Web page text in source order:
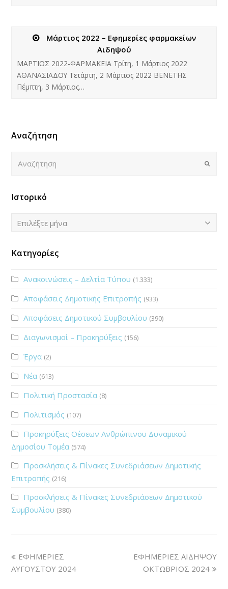
Μάρτιος 2022 – Εφημερίες φαρμακείων
Αιδηψού
ΜΑΡΤΙΟΣ 2022-ΦΑΡΜΑΚΕΙΑ Τρίτη, 1 Μάρτιος 2022
ΑΘΑΝΑΣΙΑΔΟΥ Τετάρτη, 2 Μάρτιος 2022 ΒΕΝΕΤΗΣ
Πέμπτη, 3 Μάρτιος…
Αναζήτηση
Submit
Ιστορικό
Ιστορικό
Επιλέξτε μήνα
Κατηγορίες
Ανακοινώσεις – Δελτία Τύπου (1.333)
Αποφάσεις Δημοτικής Επιτροπής (933)
Αποφάσεις Δημοτικού Συμβουλίου (390)
Διαγωνισμοί – Προκηρύξεις (156)
Έργα (2)
Νέα (613)
Πολιτική Προστασία (8)
Πολιτισμός (107)
Προκηρύξεις Θέσεων Ανθρώπινου Δυναμικού
Δημοσίου Τομέα (574)
Προσκλήσεις & Πίνακες Συνεδριάσεων Δημοτικής
Επιτροπής (216)
Προσκλήσεις & Πίνακες Συνεδριάσεων Δημοτικού
Συμβουλίου (380)
ΕΦΗΜΕΡΙΕΣ
ΑΥΓΟΥΣΤΟΥ 2024
ΕΦΗΜΕΡΙΕΣ ΑΙΔΗΨΟΥ
ΟΚΤΩΒΡΙΟΣ 2024